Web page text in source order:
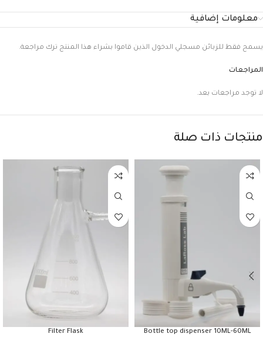
معلومات إضافية
المراجعات
لا توجد مراجعات بعد.
يسمح فقط للزبائن مسجلي الدخول الذين قاموا بشراء هذا المنتج ترك مراجعة.
منتجات ذات صلة
Bottle top dispenser 10ML-60ML
Filter Flask